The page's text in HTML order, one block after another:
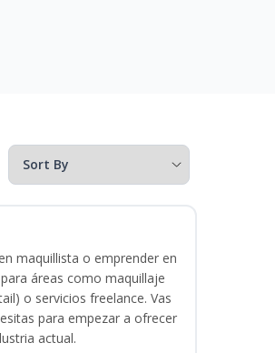
maquillista o emprender en
áreas como maquillaje
o servicios freelance. Vas
para empezar a ofrecer
actual.